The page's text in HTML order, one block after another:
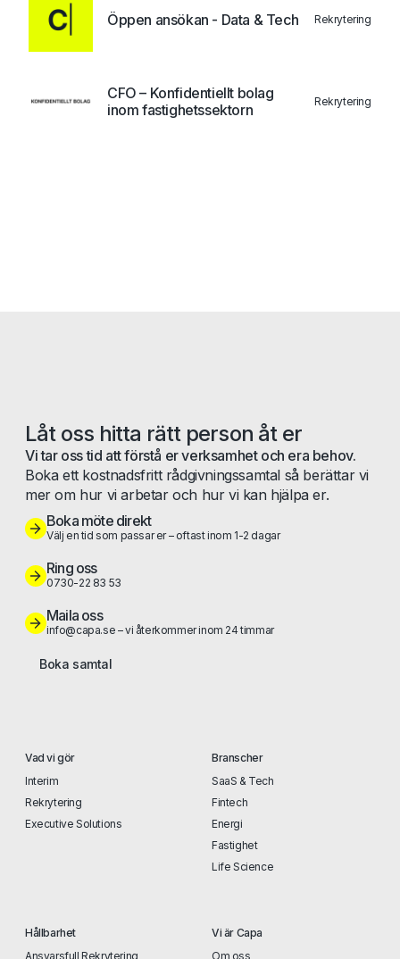
Öppen ansökan - Data & Tech Rekrytering
CFO – Konfidentiellt bolag
inom fastighetssektorn
Rekrytering
Låt oss hitta rätt person åt er
Vi tar oss tid att förstå er verksamhet och era behov.
Boka ett kostnadsfritt rådgivningssamtal så berättar vi
mer om hur vi arbetar och hur vi kan hjälpa er.
Boka möte direkt
Välj en tid som passar er – oftast inom 1-2 dagar
Ring oss
0730-22 83 53
Maila oss
info@capa.se – vi återkommer inom 24 timmar
Boka samtal
Vad vi gör
Interim
Rekrytering
Executive Solutions
Branscher
SaaS & Tech
Fintech
Energi
Fastighet
Life Science
Hållbarhet
Ansvarsfull Rekrytering
Vi är Capa
Om oss